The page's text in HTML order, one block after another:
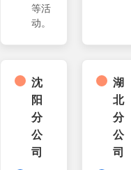
等活
动。
沈
阳
分
公
司
湖
北
分
公
司